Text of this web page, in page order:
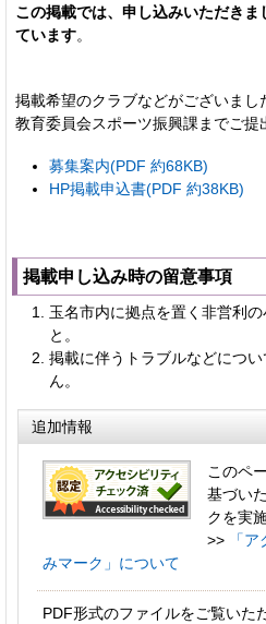
この掲載では、申し込みいただき
ています。
掲載希望のクラブなどがございま
教育委員会スポーツ振興課までご提
募集案内(PDF 約68KB)
HP掲載申込書(PDF 約38KB)
掲載申し込み時の留意事項
玉名市内に拠点を置く非営利
と。
掲載に伴うトラブルなどにつ
ん。
追加情報
このペ
基づい
クを実
>>
「
みマーク」について
PDF形式のファイルをご覧いた